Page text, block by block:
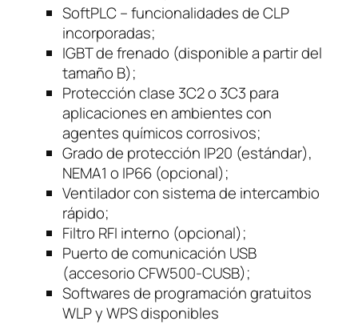
SoftPLC – funcionalidades de CLP
incorporadas;
IGBT de frenado (disponible a partir del
tamaño B);
Protección clase 3C2 o 3C3 para
aplicaciones en ambientes con
agentes químicos corrosivos;
Grado de protección IP20 (estándar),
NEMA1 o IP66 (opcional);
Ventilador con sistema de intercambio
rápido;
Filtro RFI interno (opcional);
Puerto de comunicación USB
(accesorio CFW500-CUSB);
Softwares de programación gratuitos
WLP y WPS disponibles